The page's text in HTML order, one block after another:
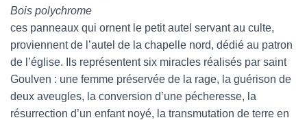
Bois polychrome
ces panneaux qui ornent le petit autel servant au culte,
proviennent de l’autel de la chapelle nord, dédié au patron
de l’église. Ils représentent six miracles réalisés par saint
Goulven : une femme préservée de la rage, la guérison de
deux aveugles, la conversion d’une pécheresse, la
résurrection d’un enfant noyé, la transmutation de terre en